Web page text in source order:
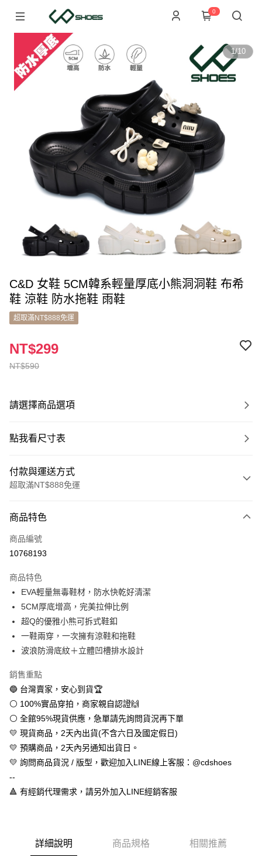
0
1/10
C&D 女鞋 5CM韓系輕量厚底小熊洞洞鞋 布希
鞋 涼鞋 防水拖鞋 雨鞋
超取滿NT$888免運
NT$590
NT$299
請選擇商品選項
點我看尺寸表
付款與運送方式
超取滿NT$888免運
信用卡一次付款
超商取貨付款
Apple Pay
街口支付
悠遊付
全盈+PAY
AFTEE先享後付
相關說明
【關於「AFTEE先享後付」】
AFTEE先享後付是「在收到商品之後才付款」的支付方式。 讓您購物簡單
便利好安心！
１．簡單：不需註冊會員、不需綁卡、不需儲值。
２．便利：只要手機號碼，簡訊認證，即可結帳。
【「AFTEE先享後付」結帳流程】
１．於結帳方式選擇「AFTEE先享後付」後，將跳轉至「AFTEE先享後付」
結帳頁面，進行簡訊認證並確認金額後，即可完成結帳。
※ 請注意：結帳手續完成當下不需立刻繳費，但若您需要取消訂單，請聯絡
全家取貨付款
每筆NT$60，滿NT$888(含以上)免運費
付款後全家取貨
每筆NT$60，滿NT$888(含以上)免運費
商品特色
商品編號
10768193
商品特色
EVA輕量無毒鞋材，防水快乾好清潔
5CM厚底增高，完美拉伸比例
超Q的優雅小熊可拆式鞋釦
一鞋兩穿，一次擁有涼鞋和拖鞋
波浪防滑底紋＋立體凹槽排水設計
銷售重點
🔵 台灣賣家，安心到貨🏆
⚪ 100%實品穿拍，商家親自認證🙌
⚪ 全館95%現貨供應，急單請先詢問貨況再下單
💛 現貨商品，2天內出貨(不含六日及國定假日)
💛 預購商品，2天內另通知出貨日。
💛 詢問商品貨況 / 版型，歡迎加入LINE線上客服：@cdshoes
--
🔺 有經銷代理需求，請另外加入LINE經銷客服
詳細說明 商品規格 相關推薦